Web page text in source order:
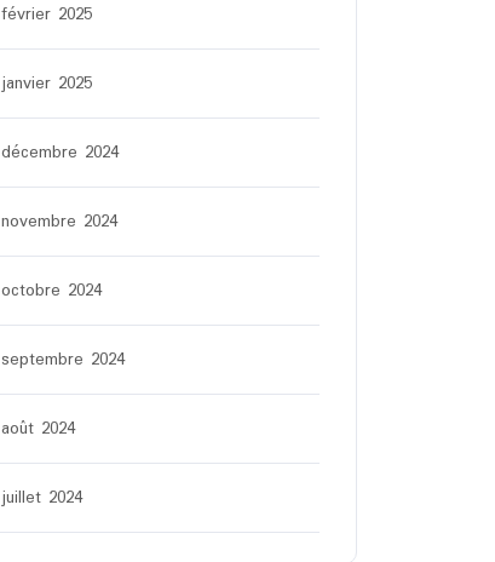
février 2025
janvier 2025
décembre 2024
novembre 2024
octobre 2024
septembre 2024
août 2024
juillet 2024